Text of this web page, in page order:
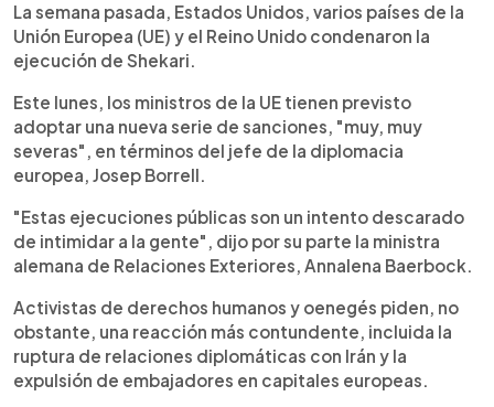
La semana pasada, Estados Unidos, varios países de la
Unión Europea (UE) y el Reino Unido condenaron la
ejecución de Shekari.
Este lunes, los ministros de la UE tienen previsto
adoptar una nueva serie de sanciones, "muy, muy
severas", en términos del jefe de la diplomacia
europea, Josep Borrell.
"Estas ejecuciones públicas son un intento descarado
de intimidar a la gente", dijo por su parte la ministra
alemana de Relaciones Exteriores, Annalena Baerbock.
Activistas de derechos humanos y oenegés piden, no
obstante, una reacción más contundente, incluida la
ruptura de relaciones diplomáticas con Irán y la
expulsión de embajadores en capitales europeas.